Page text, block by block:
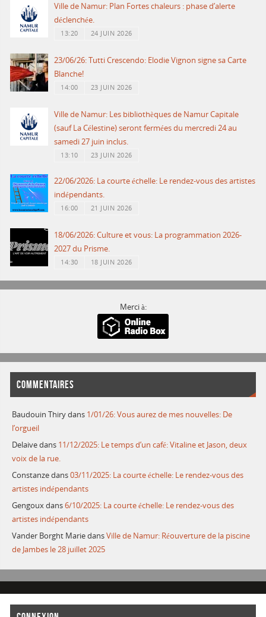
Ville de Namur: Plan Fortes chaleurs : phase d’alerte
déclenchée.
13:20 24 JUIN 2026
23/06/26: Tutti Crescendo: Elodie Vignon signe sa Carte
Blanche!
14:00 23 JUIN 2026
Ville de Namur: Les bibliothèques de Namur Capitale
(sauf La Célestine) seront fermées du mercredi 24 au
samedi 27 juin inclus.
13:10 23 JUIN 2026
22/06/2026: La courte échelle: Le rendez-vous des artistes
indépendants.
16:00 21 JUIN 2026
18/06/2026: Culture et vous: La programmation 2026-
2027 du Prisme.
14:30 18 JUIN 2026
Merci à:
COMMENTAIRES
Baudouin Thirydans 1/01/26: Vous aurez de mes nouvelles: De
l’orgueil
Delaivedans 11/12/2025: Le temps d’un café: Vitaline et Jason, deux
voix de la rue.
Constanzedans03/11/2025: La courte échelle: Le rendez-vous des
artistes indépendants
Gengouxdans6/10/2025: La courte échelle: Le rendez-vous des
artistes indépendants
Vander Borght MariedansVille de Namur: Réouverture de la piscine
de Jambes le 28 juillet 2025